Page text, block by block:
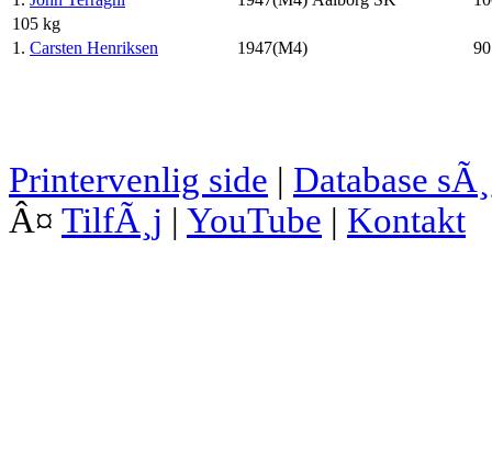
105 kg
1. Carsten Henriksen 1947(M4) 90
Printervenlig side | Database
Â¤ TilfÃ¸j | YouTube | Kontakt